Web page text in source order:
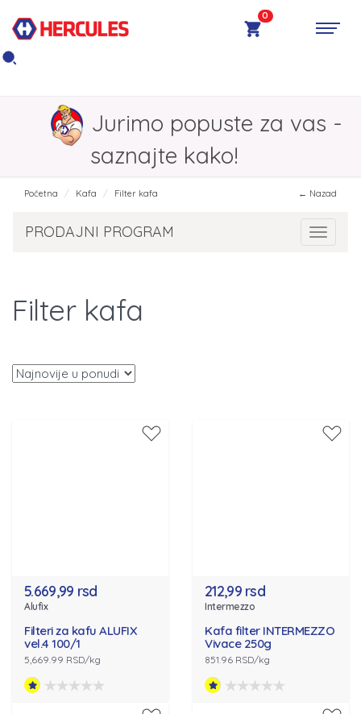
0
Jurimo popuste za vas -
saznajte kako!
Početna Kafa Filter kafa ← Nazad
Toggle
PRODAJNI PROGRAM
Filter kafa
5.669,99 rsd
Alufix
Filteri za kafu ALUFIX
vel.4 100/1
5,669.99 RSD/kg
212,99 rsd
Intermezzo
Kafa filter INTERMEZZO
Vivace 250g
851.96 RSD/kg